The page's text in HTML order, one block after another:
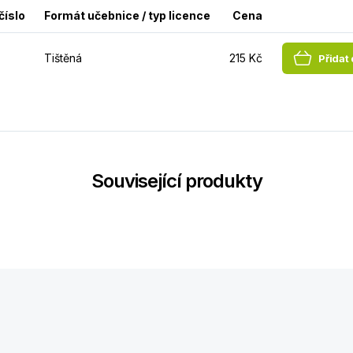
Formát učebnice / typ licence Cena
Tištěná 215 Kč Přidat
Související produkty